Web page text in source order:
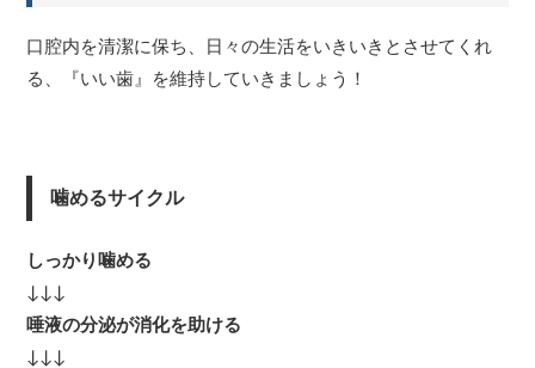
口腔内を清潔に保ち、日々の生活をいきいきとさせてくれ
る、『いい歯』を維持していきましょう！
噛めるサイクル
しっかり噛める
↓↓↓
唾液の分泌が消化を助ける
↓↓↓